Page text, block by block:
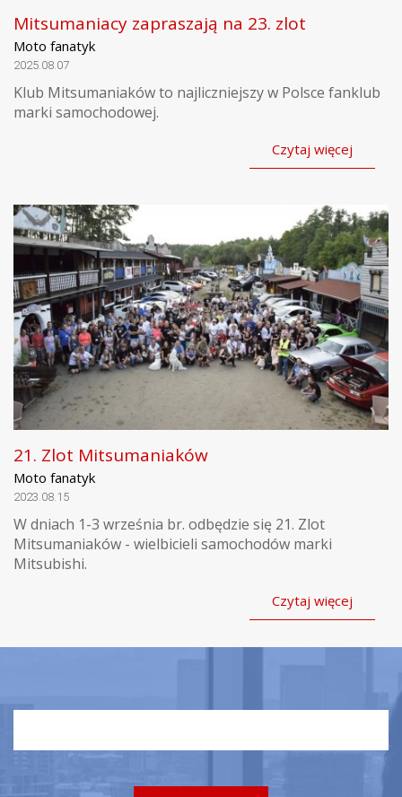
Mitsumaniacy zapraszają na 23. zlot
Moto fanatyk
2025.08.07
Klub Mitsumaniaków to najliczniejszy w Polsce fanklub
marki samochodowej.
Czytaj więcej
21. Zlot Mitsumaniaków
Moto fanatyk
2023.08.15
W dniach 1-3 września br. odbędzie się 21. Zlot
Mitsumaniaków - wielbicieli samochodów marki
Mitsubishi.
Czytaj więcej